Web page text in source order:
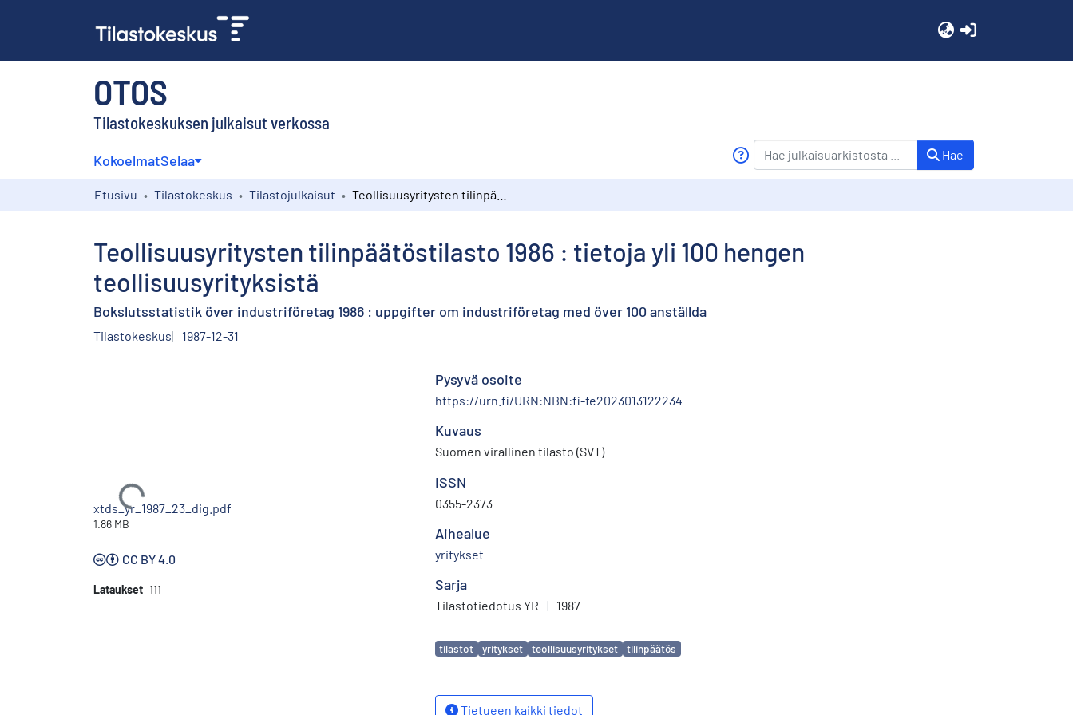
OTOS
Tilastokeskuksen julkaisut verkossa
KokoelmatSelaa Hae
Etusivu Tilastokeskus Tilastojulkaisut
Teollisuusyritysten tilinpäätöstilasto 1986 : tietoja yli 100 hengen
teollisuusyrityksistä
Bokslutsstatistik över industriföretag 1986 : uppgifter om industriföretag med över 100 anställda
Tilastokeskus 1987-12-31
Ladataan...
xtds_yr_1987_23_dig.pdf
1.86 MB
CC BY 4.0
Lataukset 111
Pysyvä osoite
https://urn.fi/URN:NBN:fi-fe2023013122234
Kuvaus
Suomen virallinen tilasto (SVT)
ISSN
0355-2373
Aihealue
yritykset
Sarja
Tilastotiedotus YR | 1987
Avainsanat
tilastot yritykset teollisuusyritykset tilinpäätös
Tietueen kaikki tiedot